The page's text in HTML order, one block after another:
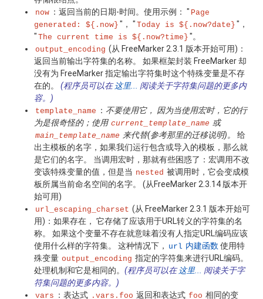
now ：返回当前的日期-时间。使用示例： " Page
generated: ${.now} "， " Today is ${.now?date} "，
" The current time is ${.now?time} "。
output_encoding (从 FreeMarker 2.3.1 版本开始可用)：
返回当前输出字符集的名称。 如果框架封装 FreeMarker 却
没有为 FreeMarker 指定输出字符集时这个特殊变量是不存
在的。 (程序员可以在这里...
阅读关于字符集问题的更多内
容。)
template_name ： 不要使用它， 因为当使用宏时，它的行
为是很奇怪的；使用 current_template_name 或
main_template_name 来代替(参考那里的迁移说明)。
给
出主模板的名字，如果我们运行包含或导入的模板，那么就
是它们的名字。 当调用宏时，那就有些困惑了：宏调用不改
变该特殊变量的值，但是当 nested 被调用时，它会变成模
板所属当前命名空间的名字。 (从FreeMarker 2.3.14 版本开
始可用)
url_escaping_charset (从 FreeMarker 2.3.1 版本开始可
用)：如果存在， 它存储了应该用于URL转义的字符集的名
称。 如果这个变量不存在就意味着没有人指定URL编码应该
使用什么样的字符集。 这种情况下， url 内建函数 使用特
殊变量 output_encoding 指定的字符集来进行URL编码。
处理机制和它是相同的。 (程序员可以在这里...
阅读关于字
符集问题的更多内容。)
vars ：表达式 .vars.foo 返回和表达式 foo 相同的变